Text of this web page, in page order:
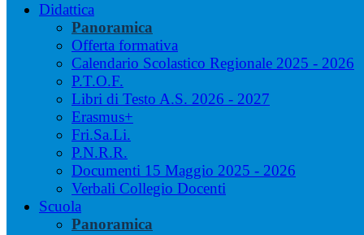
Didattica
Panoramica
Offerta formativa
Calendario Scolastico Regionale 2025 - 2026
P.T.O.F.
Libri di Testo A.S. 2026 - 2027
Erasmus+
Fri.Sa.Li.
P.N.R.R.
Documenti 15 Maggio 2025 - 2026
Verbali Collegio Docenti
Scuola
Panoramica